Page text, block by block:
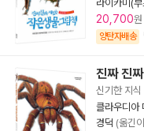
라이카미(
20,700
양탄자배송
진짜 진
신기한 지식
클라우디아
경덕 (옮긴